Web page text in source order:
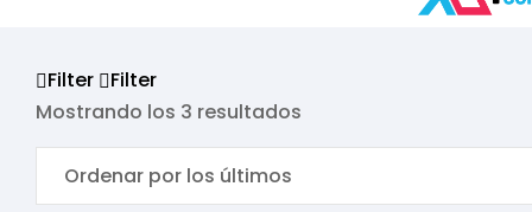
Filter
Filter
Mostrando los 3 resultados